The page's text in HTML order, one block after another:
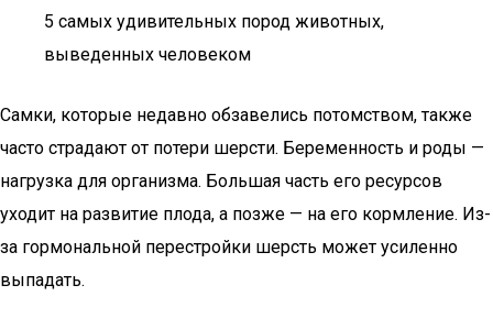
5 самых удивительных пород животных,
выведенных человеком
Самки, которые недавно обзавелись потомством, также
часто страдают от потери шерсти. Беременность и роды —
нагрузка для организма. Большая часть его ресурсов
уходит на развитие плода, а позже — на его кормление. Из-
за гормональной перестройки шерсть может усиленно
выпадать.